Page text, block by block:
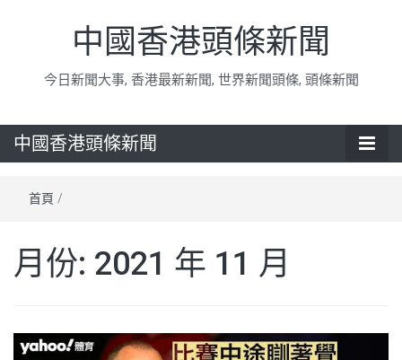
中國香港頭條新聞
今日新聞大事, 香港最新新聞, 世界新聞頭條, 頭條新聞
中國香港頭條新聞
首頁 /
月份: 2021 年 11 月